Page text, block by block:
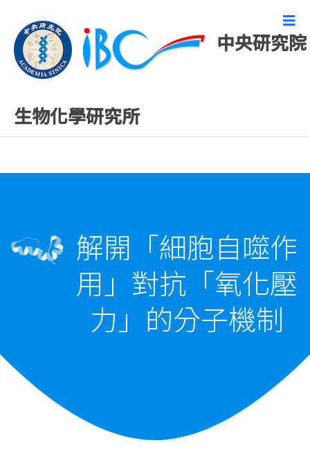
中央研究院
生物化學研究所
精彩研究成果
解開「細胞自噬作
用」對抗「氧化壓
力」的分子機制